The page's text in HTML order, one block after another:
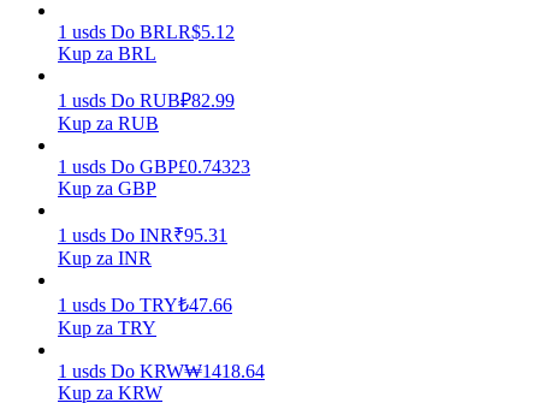
Codziennie zdobywaj konkurencyjne nagrody
1 usds Do BRLR$5.12
Kup za BRL
1 usds Do RUB₽82.99
Kup za RUB
1 usds Do GBP£0.74323
Kup za GBP
1 usds Do INR₹95.31
Kup za INR
1 usds Do TRY₺47.66
Kup za TRY
1 usds Do KRW₩1418.64
Kup za KRW